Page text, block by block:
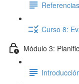
Referencias
Curso 8:
Módulo 3: